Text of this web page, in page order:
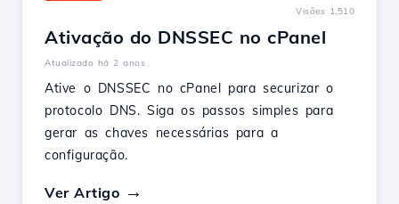
Visões 1,510
Ativação do DNSSEC no cPanel
Atualizado há 2 anos
Ative o DNSSEC no cPanel para securizar o
protocolo DNS. Siga os passos simples para
gerar as chaves necessárias para a
configuração.
Ver Artigo